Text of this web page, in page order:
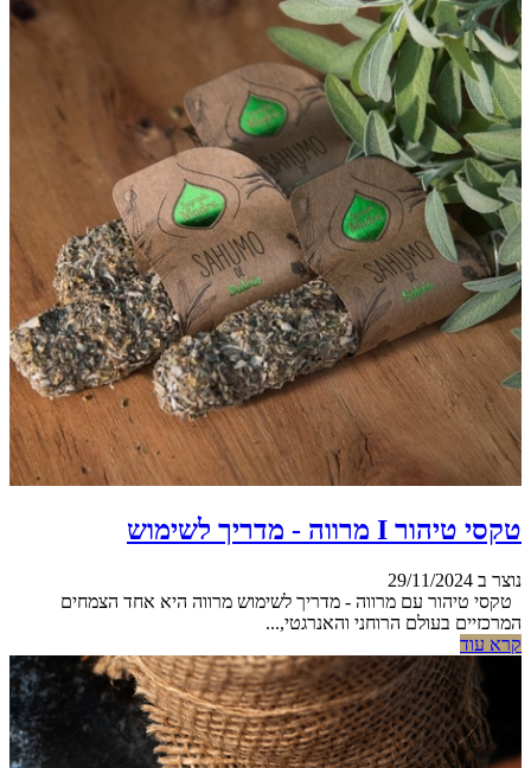
טקסי טיהור I מרווה - מדריך לשימוש
נוצר ב 29/11/2024
טקסי טיהור עם מרווה - מדריך לשימוש מרווה היא אחד הצמחים
המרכזיים בעולם הרוחני והאנרגטי,...
קרא עוד